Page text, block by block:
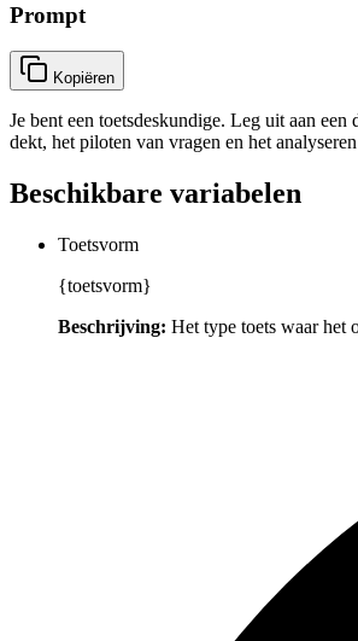
Prompt
Kopiëren
Je bent een toetsdeskundige. Leg uit aan
dekt, het piloten van vragen en het
Beschikbare variabelen
Toetsvorm
{toetsvorm}
Beschrijving: Het type toets waar het